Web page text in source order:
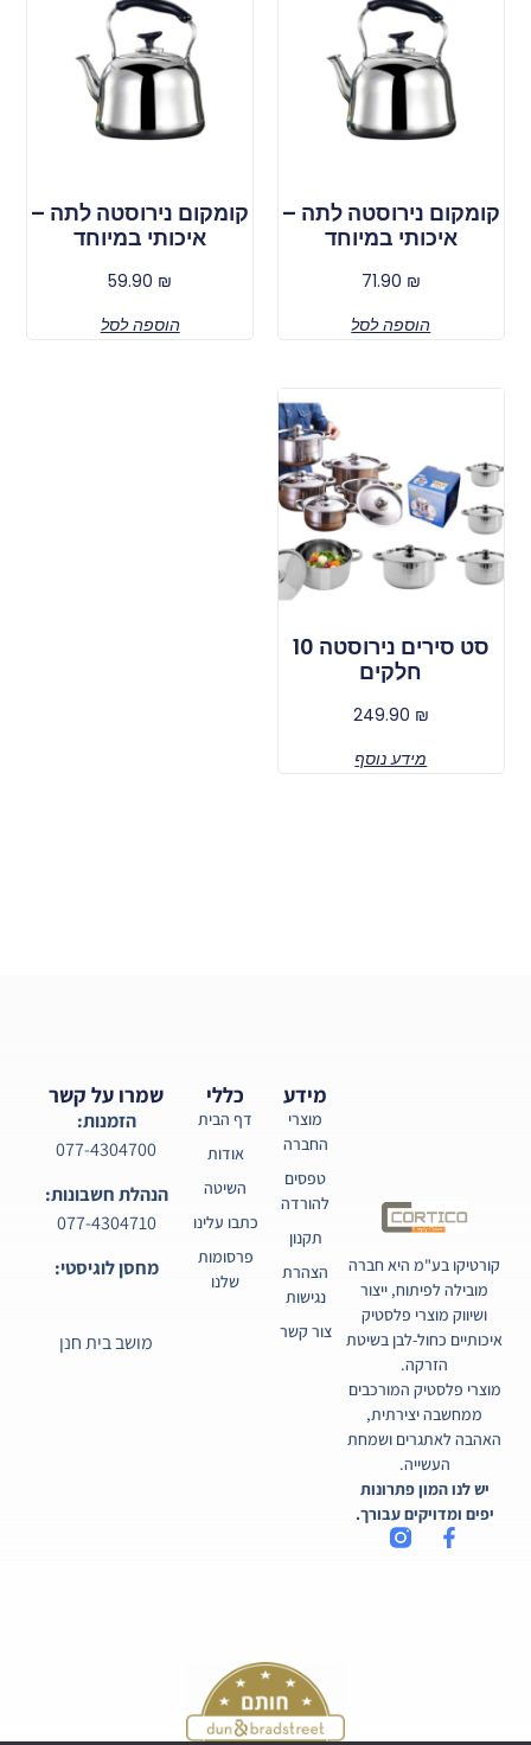
קומקום נירוסטה לתה –
איכותי במיוחד
71.90 ₪
הוספה לסל
קומקום נירוסטה לתה –
איכותי במיוחד
59.90 ₪
הוספה לסל
סט סירים נירוסטה 10
חלקים
249.90 ₪
מידע נוסף
קורטיקו בע"מ היא חברה
מובילה לפיתוח, ייצור
ושיווק מוצרי פלסטיק
איכותיים כחול-לבן בשיטת
הזרקה.
מוצרי פלסטיק המורכבים
ממחשבה יצירתית,
האהבה לאתגרים ושמחת
העשייה.
יש לנו המון פתרונות
יפים ומדויקים עבורך.
כללי
דף הבית
אודות
השיטה
כתבו עלינו
פרסומות
שלנו
מידע
מוצרי
החברה
טפסים
להורדה
תקנון
הצהרת
נגישות
צור קשר
שמרו על קשר
הזמנות:
077-4304700
הנהלת חשבונות:
077-4304710
מחסן לוגיסטי:
מושב בית חנן